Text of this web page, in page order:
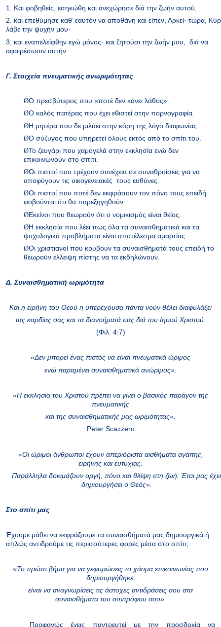
1. Και φοβηθείς, εσηκώθη και ανεχώρησε διά την ζωήν αυτού,
2. και επεθύμησε καθ’ εαυτόν να αποθάνη και είπεν, Αρκεί· τώρα,
λάβε την ψυχήν μου·
3. και εναπελείφθην εγώ μόνος· και ζητούσι την ζωήν μου,
διά να
αφαιρέσωσιν αυτήν.
Γ. Στοιχεία πνευματικής ανωριμότητας
ØΟ πρεσβύτερος που «ποτέ δεν κάνει λάθος».
ØΟ καλός πατέρας που έχει εθιστεί στην πορνογραφία.
ØΗ μητέρα που δε μιλάει στην κόρη της λόγο διαφωνίας.
ØΟ σύζυγος που υπηρετεί όλους εκτός από το σπίτι του.
ØΤο ζευγάρι που χαμογελά στην εκκλησία ενώ δεν
επικοινωνούν στο σπίτι.
ØΟι πιστοί που τρέχουν συνέχεια σε συναθροίσεις για να
αποφύγουν τις οικογενειακές τους ευθύνες.
ØΟι πιστοί που ποτέ δεν εκφράσουν τον πόνο τους επειδή
φοβούνται ότι θα παρεξηγηθούν.
ØΕκείνοι που θεωρούν ότι ο νομικισμός είναι θείος.
ØΗ εκκλησία που λέει πως όλα τα συναισθηματικά και τα
ψυχολογικά προβλήματα είναι αποτέλεσμα αμαρτίας.
ØΟι χριστιανοί που κρύβουν τα συναισθήματά τους επειδή το
θεωρούν έλλειψη πίστης να τα εκδηλώνουν.
Δ. Συναισθηματική ωριμότητα
Και η ειρήνη του Θεού η υπερέχουσα πάντα νούν θέλει διαφυλάξει
τας καρδίας σας και τα διανοήματά σας διά του Ιησού Χριστού.
(Φιλ. 4:7)
«Δεν μπορεί ένας πιστός να είναι πνευματικά ώριμος
ενώ παραμένει συναισθηματικά ανώριμος».
«Η εκκλησία του Χριστού πρέπει να γίνει ο βασικός παράγον της
πνευματικής
και της συναισθηματικής μας ωριμότητας».
Peter Scazzero
«Οι ώριμοι άνθρωποι έχουν απεριόριστα αισθήματα αγάπης,
ειρήνης και ευτυχίας.
Παράλληλα δοκιμάζουν οργή, πόνο και θλίψη στη ζωή. Έτσι μας έχει
δημιουργήσει ο Θεός».
Στο σπίτι μας
Έχουμε μάθει να εκφράζουμε τα συναισθήματά μας δημιουργικά ή
απλώς αντιδρούμε τις περισσότερες φορές μέσα στο σπίτι;
«Το πρώτο βήμα για να γεφυρώσεις το χάσμα επικοινωνίας που
δημιουργήθηκε,
είναι να αναγνωρίσεις τις άστοχες αντιδράσεις σου στα
συναισθήματα του συντρόφου σου».
Προφανώς έχεις παντρευτεί με την προσδοκία να